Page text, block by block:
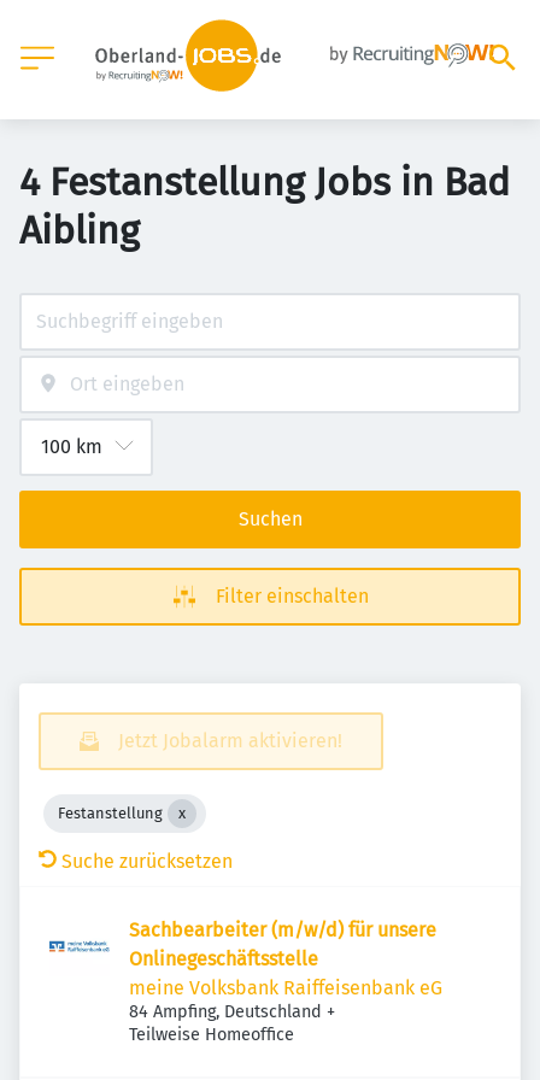
4 Festanstellung Jobs in Bad
Aibling
Suchen
Filter einschalten
Jetzt Jobalarm aktivieren!
Festanstellung
Suche zurücksetzen
Sachbearbeiter (m/w/d) für unsere
Onlinegeschäftsstelle
meine Volksbank Raiffeisenbank eG
84 Ampfing, Deutschland +
Teilweise Homeoffice